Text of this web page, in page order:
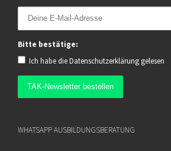
Bitte bestätige:
Ich habe dieDatenschutzerklärung gelesen
WHATSAPP AUSBILDUNGSBERATUNG